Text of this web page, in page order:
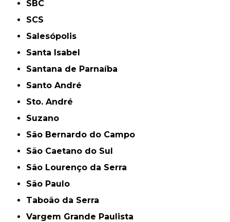
SBC
SCS
Salesópolis
Santa Isabel
Santana de Parnaíba
Santo André
Sto. André
Suzano
São Bernardo do Campo
São Caetano do Sul
São Lourenço da Serra
São Paulo
Taboão da Serra
Vargem Grande Paulista